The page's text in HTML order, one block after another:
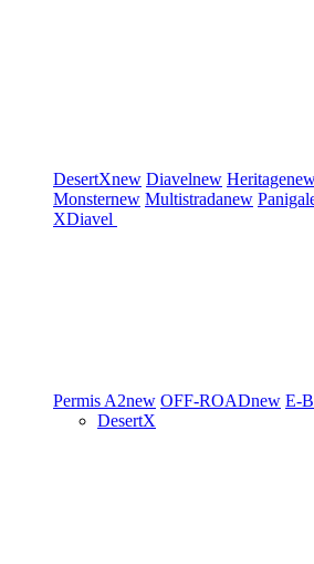
DesertXnew Diavelnew Heritage
Monsternew Multistradanew
XDiavel
Permis A2new OFF-ROADnew E-
DesertX